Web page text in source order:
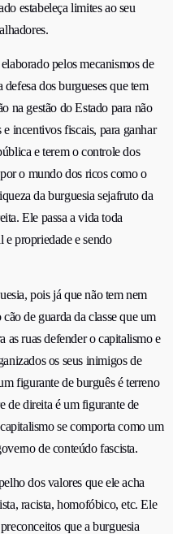
estabeleça limites ao seu
pelos mecanismos de
dos burgueses que tem
na gestão do Estado para não
incentivos fiscais, para ganhar
e terem o controle dos
o mundo dos ricos como o
da burguesiasejafruto da
Ele passa a vida toda
e propriedade e sendo
pois já que não tem nem
de guarda da classe que um
as ruas defender o capitalismo e
os seus inimigos de
figurante de burguês é terreno
de direita é um figurante de
se comporta como um
de conteúdo fascista.
dos valores que ele acha
racista, homofóbico, etc. Ele
que a burguesia